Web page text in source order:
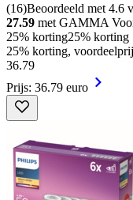
(16)Beoordeeld met 4.6
27.59 met GAMMA
25% korting25% korting
25% korting,
36.79
Prijs: 36.79 euro